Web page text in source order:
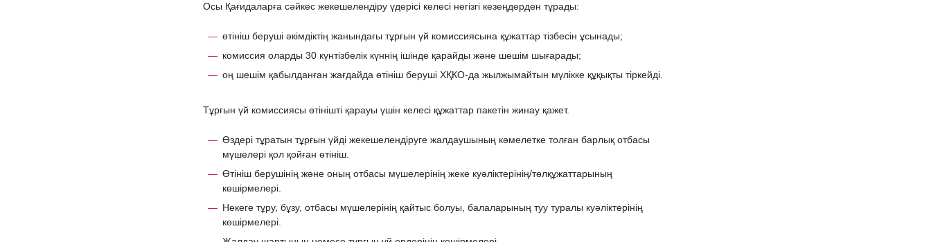
Осы Қағидаларға сәйкес жекешелендіру үдерісі келесі негізгі кезеңдерден тұрады:
өтініш беруші әкімдіктің жанындағы тұрғын үй комиссиясына құжаттар тізбесін ұсынады;
комиссия оларды 30 күнтізбелік күннің ішінде қарайды және шешім шығарады;
оң шешім қабылданған жағдайда өтініш беруші ХҚКО-да жылжымайтын мүлікке құқықты тіркейді.
Тұрғын үй комиссиясы өтінішті қарауы үшін келесі құжаттар пакетін жинау қажет.
Өздері тұратын тұрғын үйді жекешелендіруге жалдаушының кәмелетке толған барлық отбасы
мүшелері қол қойған өтініш.
Өтініш берушінің және оның отбасы мүшелерінің жеке куәліктерінің/төлқұжаттарының
көшірмелері.
Некеге тұру, бұзу, отбасы мүшелерінің қайтыс болуы, балаларының туу туралы куәліктерінің
көшірмелері.